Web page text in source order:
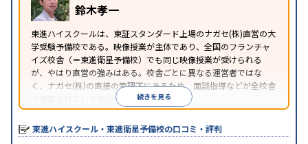
鈴木孝一
東進ハイスクールは、東証スタンダード上場のナガセ(株)直営の大
学受験予備校である。映像授業が主体であり、全国のフランチャ
イズ校舎（＝東進衛星予備校）でも同じ映像授業が受けられる
が、やはり直営の強みはある。校舎ごとに異なる運営者ではな
く、ナガセ(株)の直接の管理下にあるため、面談指導などが全校舎
で徹底されていて安心できる。
東進衛星予備校は、運営会社により指導方針や校舎のルールが異
なる。体験授業では、授業のみで判断するのではなく、担当者や
校舎雰囲気、校舎での合格実績などを確認すると良いだろう。
続きを見る
東進ハイスクール・東進衛星予備校の口コミ・評判